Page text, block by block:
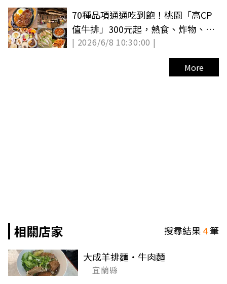
70種品項通通吃到飽！桃園「高CP
值牛排」300元起，熱食、炸物、甜
點無限夾
| 2026/6/8 10:30:00 |
More
相關店家 搜尋結果4筆
大成羊排麵‧牛肉麵
宜蘭縣